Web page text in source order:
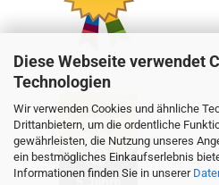
Diese Webseite verwendet
Technologien
Wir verwenden Cookies und ähnliche
Drittanbietern, um die ordentliche
gewährleisten, die Nutzung unseres
ein bestmögliches Einkaufserlebnis
Informationen finden Sie in unserer